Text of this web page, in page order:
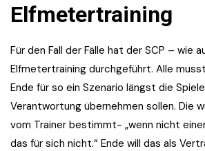
Elfmetertraining
Für den Fall der Fälle hat der SCP – wie
Elfmetertraining durchgeführt. Alle
Ende für so ein Szenario längst die
Verantwortung übernehmen sollen. Die
vom Trainer bestimmt- „wenn nicht
das für sich nicht.“ Ende will das als